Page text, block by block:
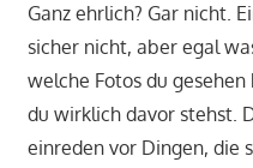
Ganz ehrlich? Gar nicht.
sicher nicht, aber egal
welche Fotos du
du wirklich davor stehst.
einreden vor Dingen, die